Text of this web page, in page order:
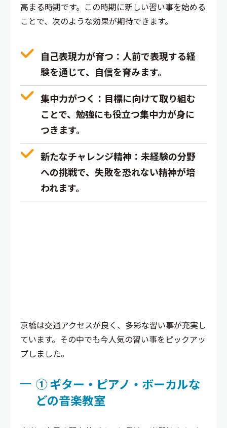
高まる時期です。この時期に新しい習い事を始める
ことで、次のような効果が期待できます。
自己表現力が育つ ：人前で表現する経
験を通じて、自信を育みます。
集中力がつく ：目標に向けて取り組む
ことで、勉強にも役立つ集中力が身に
つきます。
新たなチャレンジ精神 ：未経験の分野
への挑戦で、失敗を恐れない精神が培
われます。
京橋は交通アクセスが良く、多彩な習い事が充実し
ています。その中でも今人気の習い事をピックアッ
プしました。
① ギター・ピアノ・ボーカルな
どの音楽教室